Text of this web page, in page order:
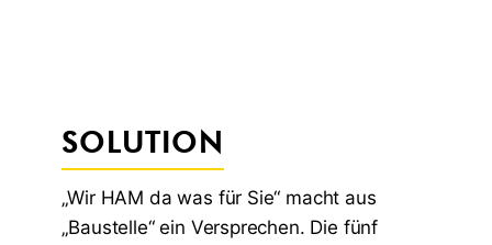
SOLUTION
„Wir HAM da was für Sie“ macht aus
„Baustelle“ ein Versprechen. Die fünf